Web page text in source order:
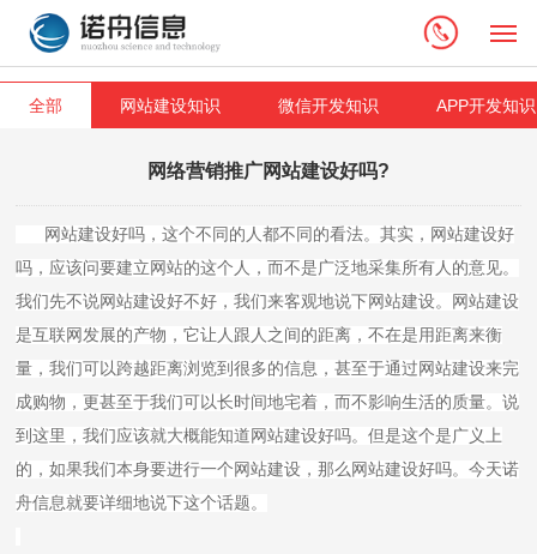
全部 网站建设知识 微信开发知识 APP开发知识
网络营销推广网站建设好吗?
网站建设好吗，这个不同的人都不同的看法。其实，网站建设好
吗，应该问要建立网站的这个人，而不是广泛地采集所有人的意见。
我们先不说网站建设好不好，我们来客观地说下网站建设。网站建设
是互联网发展的产物，它让人跟人之间的距离，不在是用距离来衡
量，我们可以跨越距离浏览到很多的信息，甚至于通过网站建设来完
成购物，更甚至于我们可以长时间地宅着，而不影响生活的质量。说
到这里，我们应该就大概能知道网站建设好吗。但是这个是广义上
的，如果我们本身要进行一个网站建设，那么网站建设好吗。今天诺
舟信息就要详细地说下这个话题。